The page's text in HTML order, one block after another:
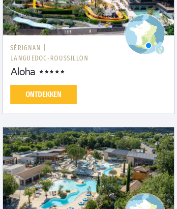
SÉRIGNAN |
LANGUEDOC-ROUSSILLON
Aloha
ONTDEKKEN